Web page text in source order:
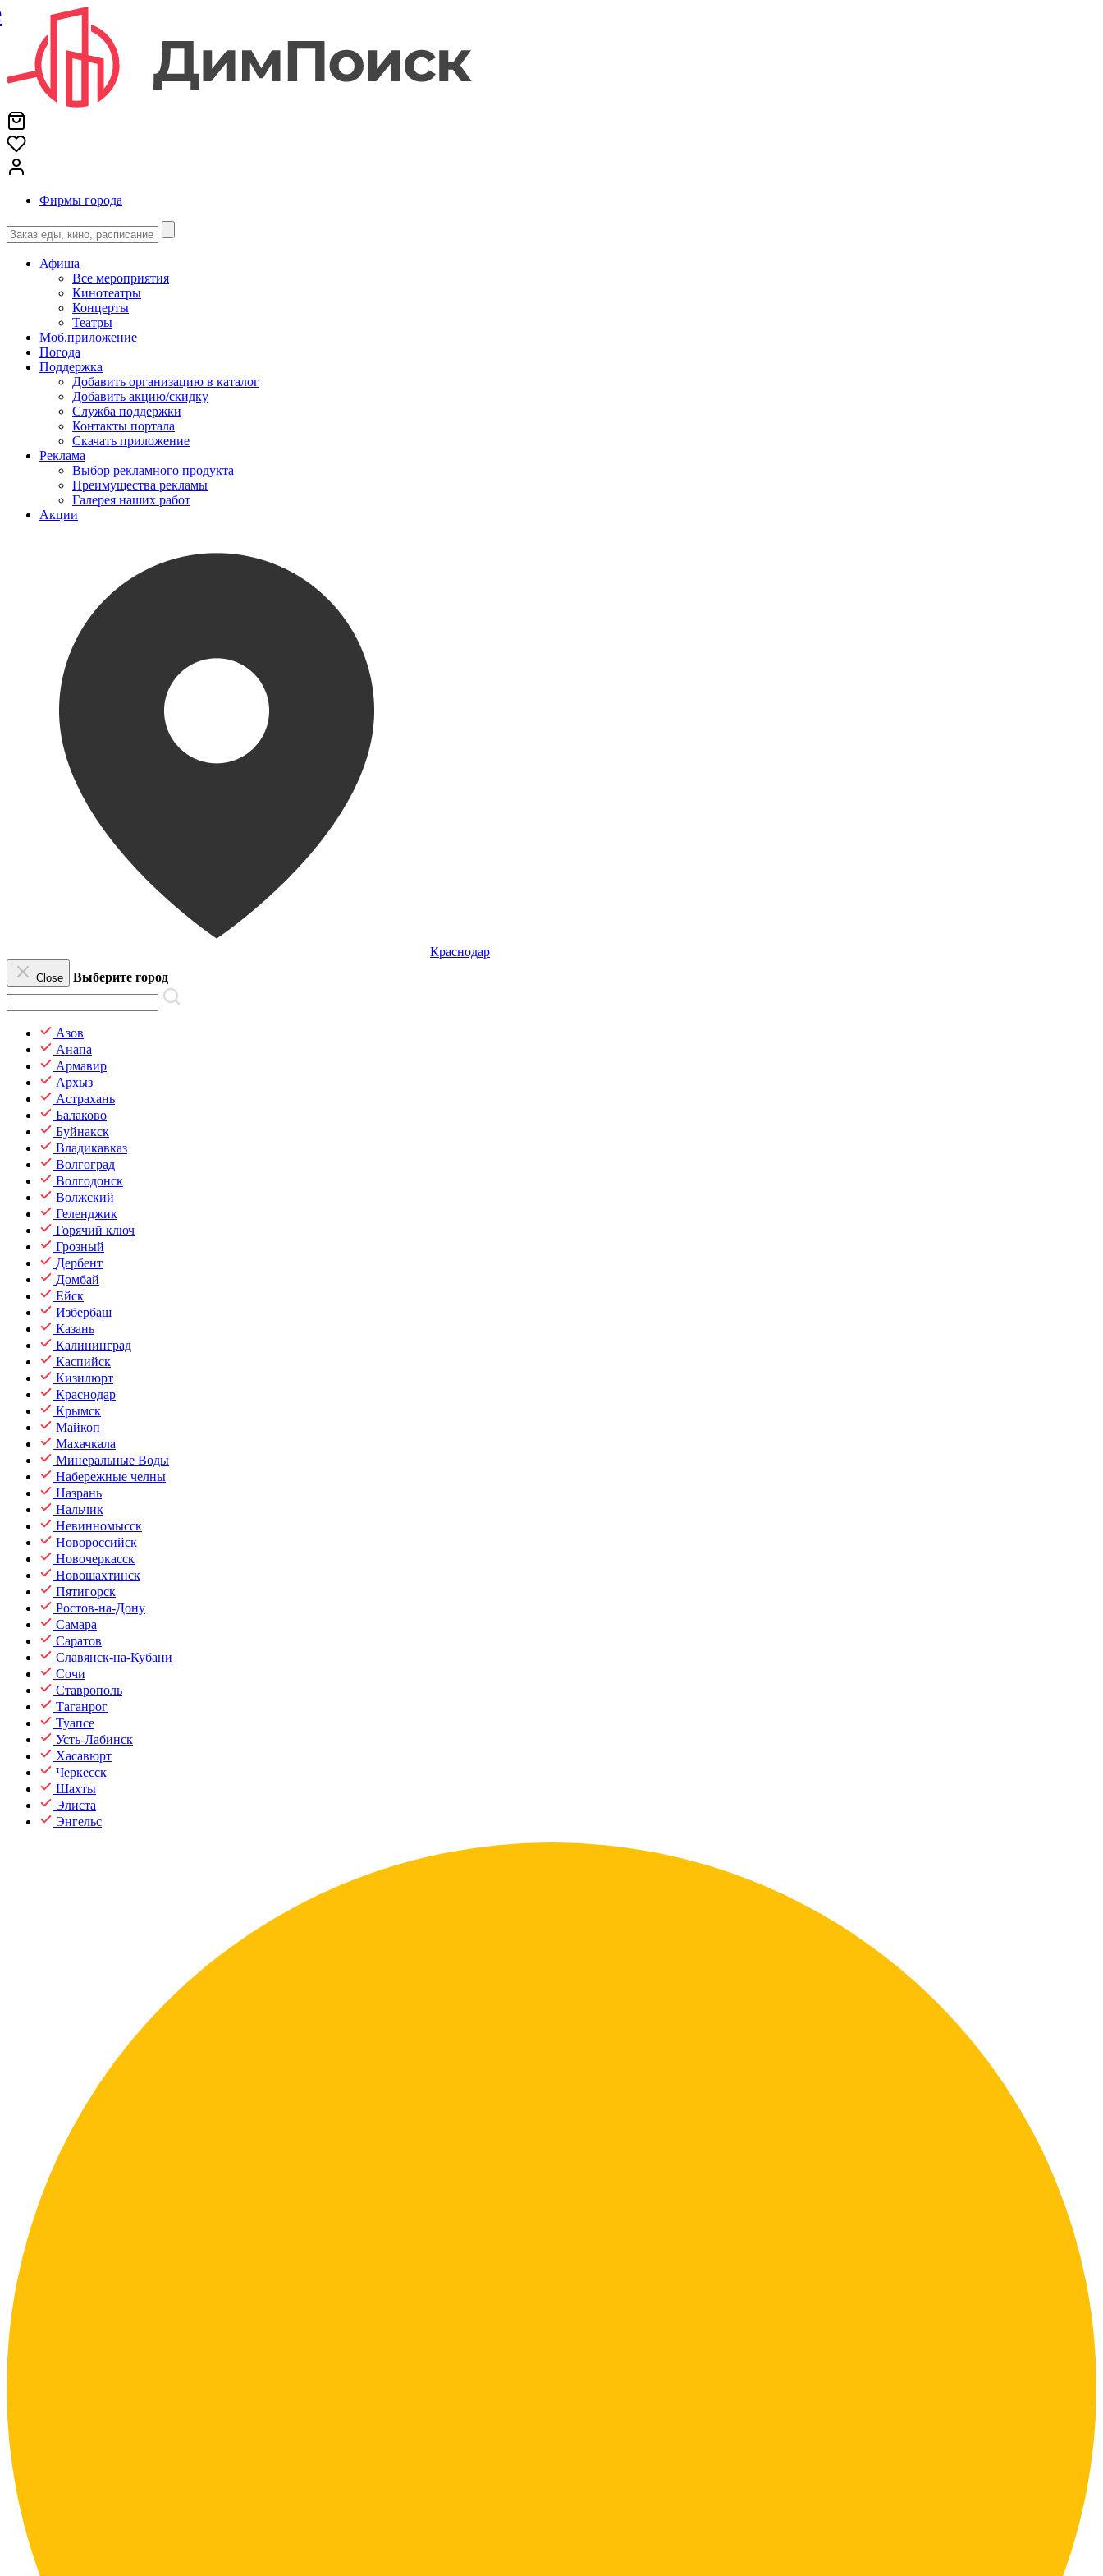
Фирмы города
Афиша
Все мероприятия
Кинотеатры
Концерты
Театры
Моб.приложение
Погода
Поддержка
Добавить организацию в каталог
Добавить акцию/скидку
Служба поддержки
Контакты портала
Скачать приложение
Реклама
Выбор рекламного продукта
Преимущества рекламы
Галерея наших работ
Акции
Краснодар
Close Выберите город
Азов
Анапа
Армавир
Архыз
Астрахань
Балаково
Буйнакск
Владикавказ
Волгоград
Волгодонск
Волжский
Геленджик
Горячий ключ
Грозный
Дербент
Домбай
Ейск
Избербаш
Казань
Калининград
Каспийск
Кизилюрт
Краснодар
Крымск
Майкоп
Махачкала
Минеральные Воды
Набережные челны
Назрань
Нальчик
Невинномысск
Новороссийск
Новочеркасск
Новошахтинск
Пятигорск
Ростов-на-Дону
Самара
Саратов
Славянск-на-Кубани
Сочи
Ставрополь
Таганрог
Туапсе
Усть-Лабинск
Хасавюрт
Черкесск
Шахты
Элиста
Энгельс